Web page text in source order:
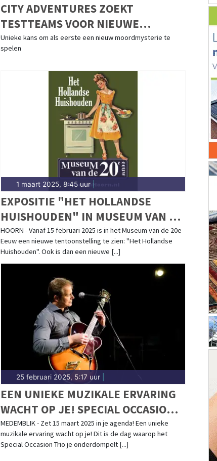
CITY ADVENTURES ZOEKT
TESTTEAMS VOOR NIEUWE
MURDER MYSTERY GAME
Unieke kans om als eerste een nieuw moordmysterie te
spelen
1 maart 2025, 8:45 uur|
EXPOSITIE "HET HOLLANDSE
HUISHOUDEN" IN MUSEUM VAN DE
20E EEUW
HOORN - Vanaf 15 februari 2025 is in het Museum van de 20e
Eeuw een nieuwe tentoonstelling te zien: "Het Hollandse
Huishouden". Ook is dan een nieuwe [...]
25 februari 2025, 5:17 uur|
EEN UNIEKE MUZIKALE ERVARING
WACHT OP JE! SPECIAL OCCASION
JAZZTRIO IN BONIFACIUSKERK
MEDEMBLIK - Zet 15 maart 2025 in je agenda! Een unieke
muzikale ervaring wacht op je! Dit is de dag waarop het
Special Occasion Trio je onderdompelt [...]